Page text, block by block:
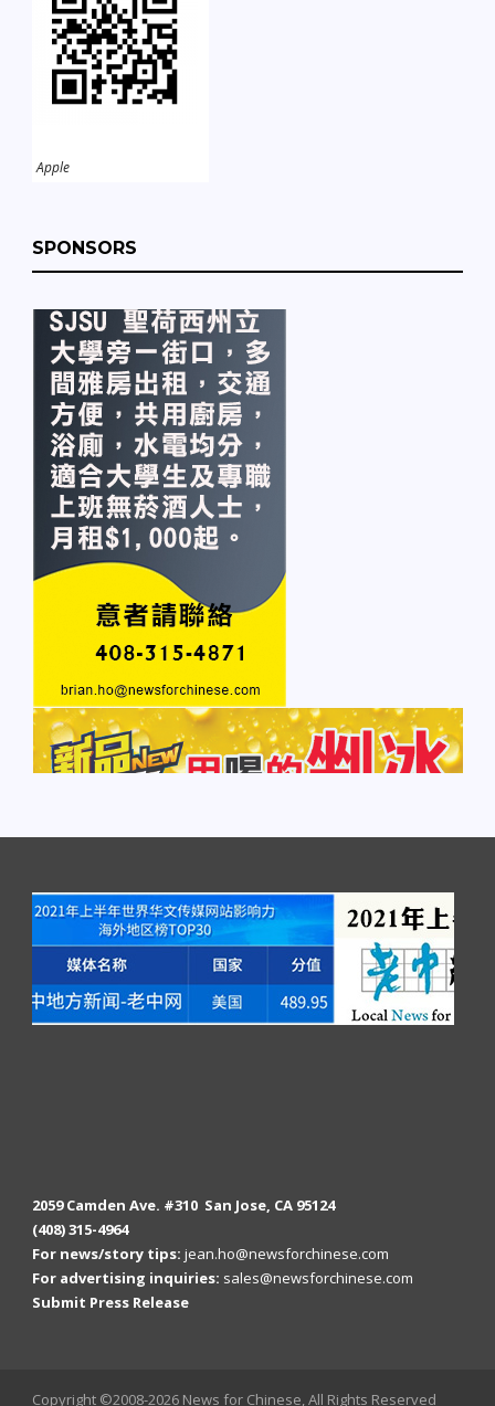
Apple
SPONSORS
2059 Camden Ave. #310 San Jose, CA 95124
(408) 315-4964
For news/story tips: jean.ho@newsforchinese.com
For advertising inquiries: sales@newsforchinese.com
Submit Press Release
Copyright ©2008-2026 News for Chinese, All Rights Reserved